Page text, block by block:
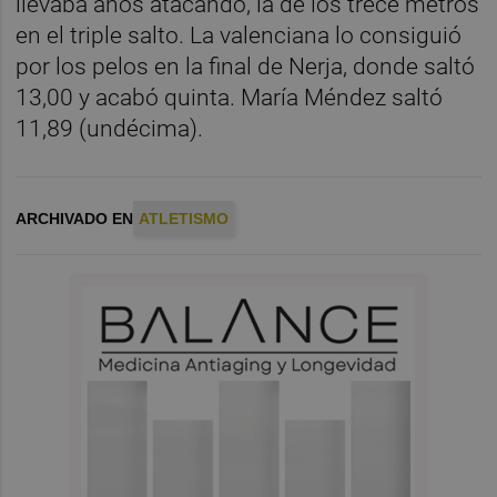
en el triple salto. La valenciana lo consiguió
por los pelos en la final de Nerja, donde saltó
13,00 y acabó quinta. María Méndez saltó
11,89 (undécima).
ARCHIVADO EN ATLETISMO